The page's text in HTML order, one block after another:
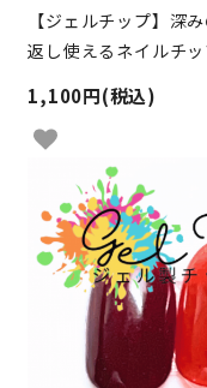
【ジェルチップ】深
返し使えるネイルチッ
1,100円(税込)